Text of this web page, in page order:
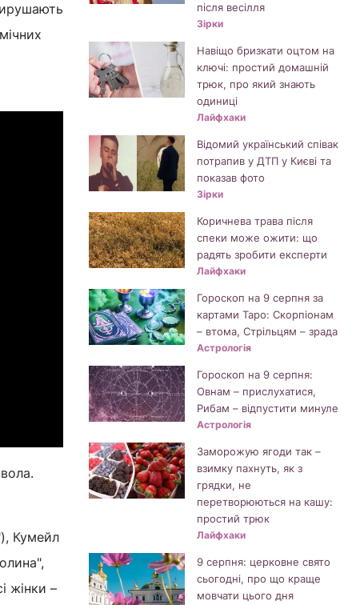
Кумейл
жінки –
після весілля
Зірки
Навіщо бризкати оцтом на
ключі: простий домашній
трюк, про який знають
одиниці
Лайфхаки
Відомий український співак
потрапив у ДТП у Києві та
показав фото
Зірки
Коричнева трава після
спеки може ожити: що
радять зробити експерти
Лайфхаки
Гороскоп на 9 серпня за
картами Таро: Скорпіонам
– втома, Стрільцям – зрада
Астрологія
Гороскоп на 9 серпня:
Овнам – прислухатися,
Рибам – відпустити минуле
Астрологія
Заморожую ягоди так –
взимку пахнуть, як з
грядки, не
перетворюються на кашу:
простий трюк
Лайфхаки
9 серпня: церковне свято
сьогодні, про що краще
мовчати цього дня